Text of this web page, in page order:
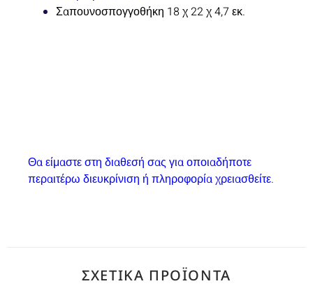
Σαπουνοσπογγοθήκη 18 χ 22 χ 4,7 εκ.
Θα είμαστε στη διαθεσή σας για οποιαδήποτε
περαιτέρω διευκρίνιση ή πληροφορία χρειασθείτε.
ΣΧΕΤΙΚΆ ΠΡΟΪΌΝΤΑ